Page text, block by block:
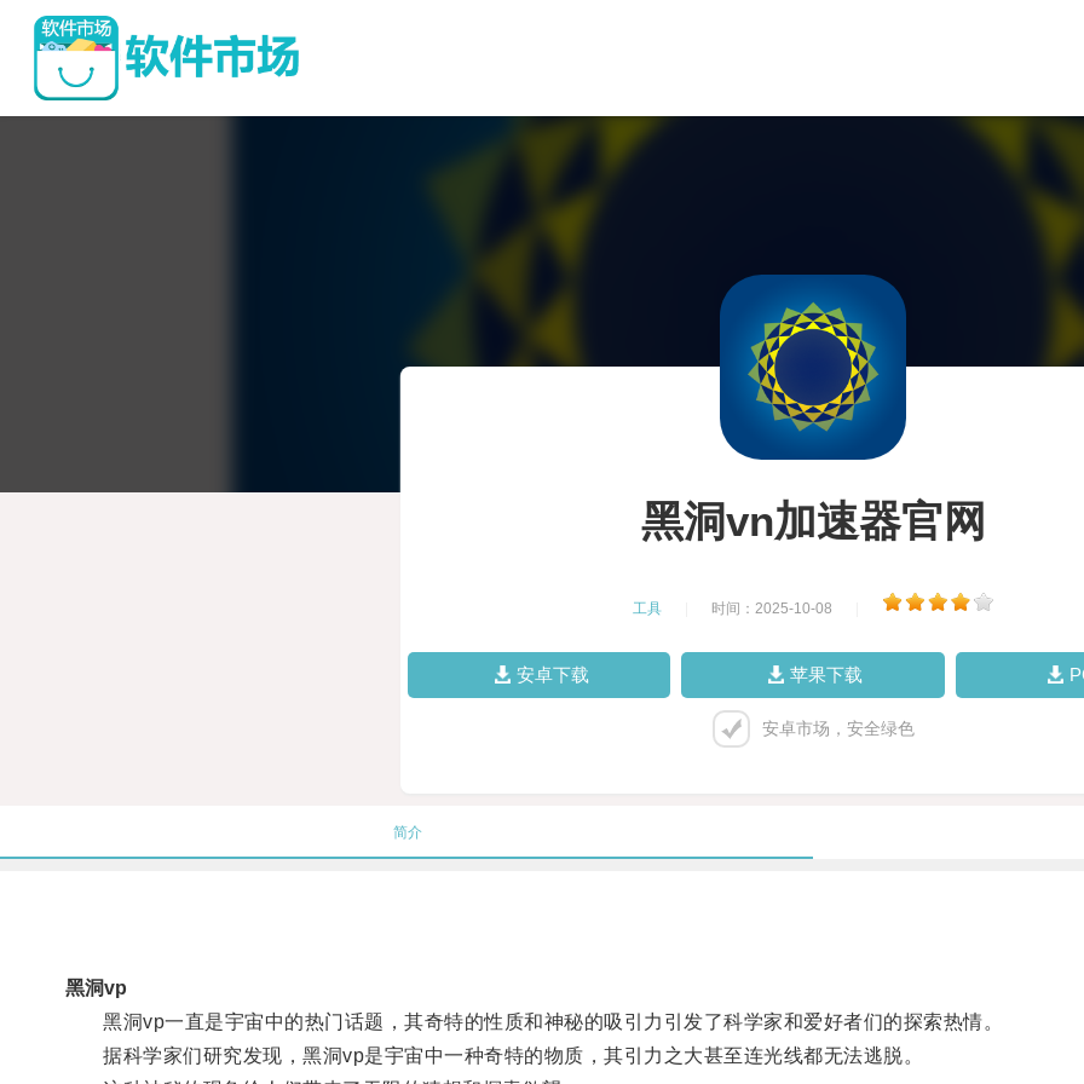
黑洞vn加速器官网
工具 时间：2025-10-08
安卓下载 苹果下载
安卓市场，安全绿色
简介
黑洞vp
黑洞vp一直是宇宙中的热门话题，其奇特的性质和神秘的吸引力引发了科学家和爱好者们的探索热情。
据科学家们研究发现，黑洞vp是宇宙中一种奇特的物质，其引力之大甚至连光线都无法逃脱。